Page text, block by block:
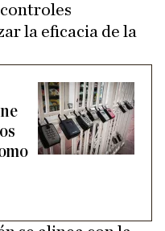
la eficacia de la